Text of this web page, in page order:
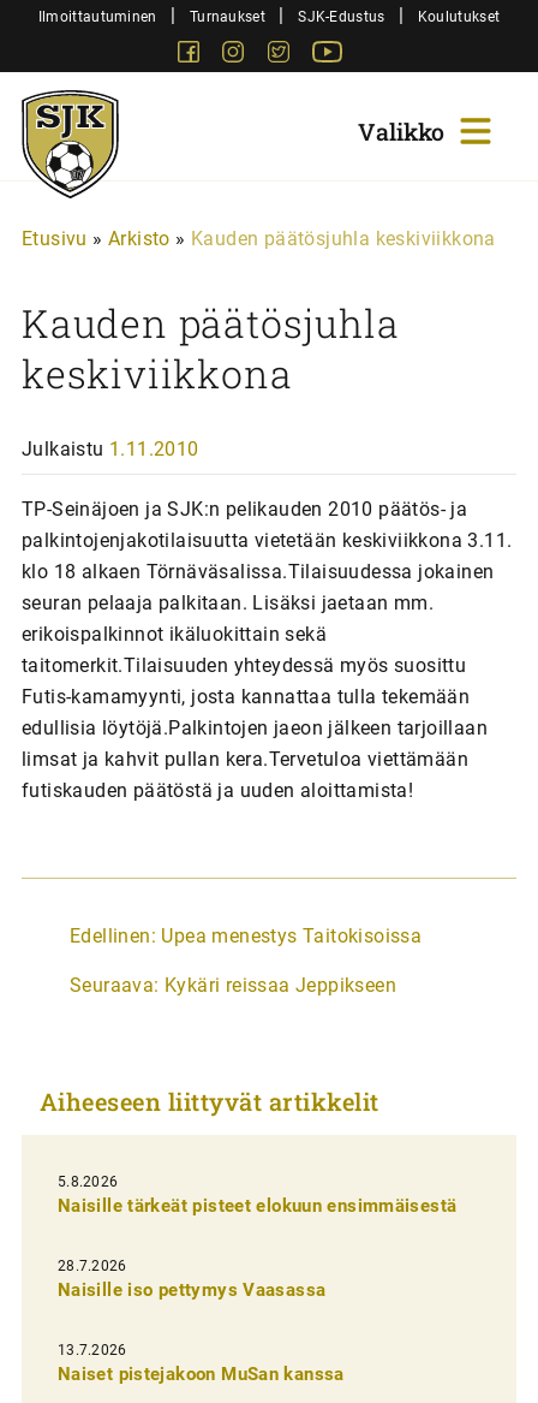
SiirryIlmoittautuminen | Turnaukset | SJK-Edustus | Koulutukset
FacebookInstagram
Twitter
Sjk-
Juniorit
Etusivu » Arkisto » Kauden päätösjuhla keskiviikkona
Kauden päätösjuhla
keskiviikkona
Julkaistu 1.11.2010
TP-Seinäjoen ja SJK:n pelikauden 2010 päätös- ja
palkintojenjakotilaisuutta vietetään keskiviikkona 3.11.
klo 18 alkaen Törnäväsalissa.Tilaisuudessa jokainen
seuran pelaaja palkitaan. Lisäksi jaetaan mm.
erikoispalkinnot ikäluokittain sekä
taitomerkit.Tilaisuuden yhteydessä myös suosittu
Futis-kamamyynti, josta kannattaa tulla tekemään
edullisia löytöjä.Palkintojen jaeon jälkeen tarjoillaan
limsat ja kahvit pullan kera.Tervetuloa viettämään
futiskauden päätöstä ja uuden aloittamista!
A
t
k
e
l
i
e
n
e
Edellinen: Upea menestys Taitokisoissa
Seuraava: Kykäri reissaa Jeppikseen
Aiheeseen liittyvät artikkelit
5.8.2026
Naisille tärkeät pisteet elokuun ensimmäisestä
28.7.2026
Naisille iso pettymys Vaasassa
13.7.2026
Naiset pistejakoon MuSan kanssa